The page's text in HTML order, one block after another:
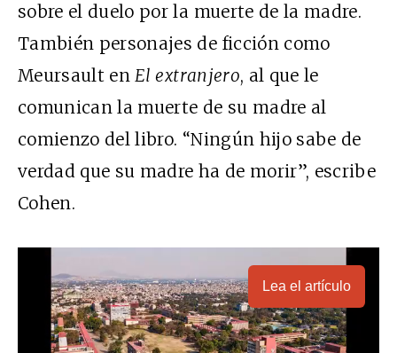
sobre el duelo por la muerte de la madre.
También personajes de ficción como
Meursault enEl extranjero, al que le
comunican la muerte de su madre al
comienzo del libro. “Ningún hijo sabe de
verdad que su madre ha de morir”, escribe
Cohen.
Lea el artículo